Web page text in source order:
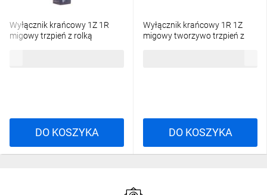
Wyłącznik krańcowy 1Z 1R
migowy trzpień z rolką
DO KOSZYKA
Wyłącznik krańcowy 1R 1Z
migowy tworzywo trzpień z
DO KOSZYKA